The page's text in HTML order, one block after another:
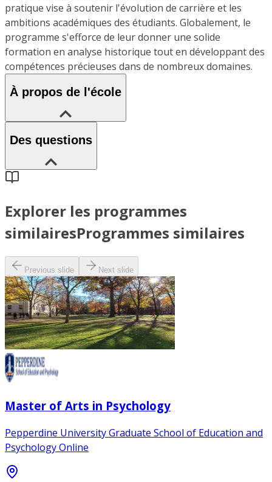
pratique vise à soutenir l'évolution de carrière et les
ambitions académiques des étudiants. Globalement, le
programme s'efforce de leur donner une solide
formation en analyse historique tout en développant des
compétences précieuses dans de nombreux domaines.
À propos de l'école
Des questions
Explorer les programmes
similairesProgrammes similaires
Previous slide Next slide
Master of Arts in Psychology
Pepperdine University Graduate School of Education and
Psychology Online